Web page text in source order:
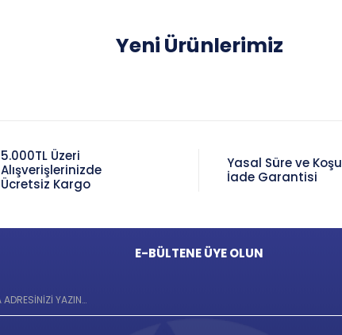
Yeni Ürünlerimiz
5.000TL Üzeri
Alışverişlerinizde
Ücretsiz Kargo
Yasal Süre ve
İade Garantisi
E-BÜLTENE ÜYE OLUN